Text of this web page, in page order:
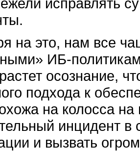
на это, нам все
ИБ-
осознание,
подхода к
на колосса
инцидент в
и вызвать